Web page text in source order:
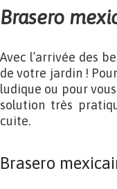
Brasero
Avec l’arrivée des
de votre jardin !
ludique ou pour
solution très
cuite.
Brasero